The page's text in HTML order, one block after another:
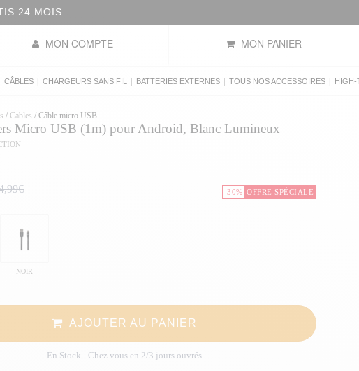
24 MOIS
MON COMPTE MON PANIER
CÂBLES CHARGEURS SANS FIL BATTERIES EXTERNES TOUS NOS ACCESSOIRES HIGH-
/ Cables / Câble micro USB
Micro USB (1m) pour Android, Blanc Lumineux
-30% OFFRE SPÉCIALE
NOIR
AJOUTER AU PANIER
En Stock - Chez vous en 2/3 jours ouvrés